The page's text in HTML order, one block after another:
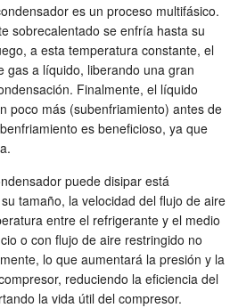
es un proceso multifásico.
sobrecalentado se enfría hasta su
a esta temperatura constante, el
gas a líquido, liberando una gran
Finalmente, el líquido
poco más (subenfriamiento) antes de
es beneficioso, ya que
puede disipar está
tamaño, la velocidad del flujo de aire
entre el refrigerante y el medio
o con flujo de aire restringido no
lo que aumentará la presión y la
reduciendo la eficiencia del
la vida útil del compresor.